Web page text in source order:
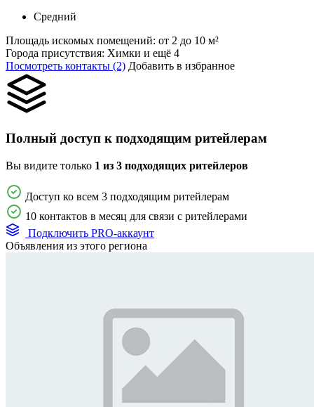
Средний
Площадь искомых помещений: от 2 до 10 м²
Города присутствия: Химки и ещё 4
Посмотреть контакты (2) Добавить в избранное
Полный доступ к подходящим ритейлерам
Вы видите только 1 из 3 подходящих ритейлеров
Доступ ко всем 3 подходящим ритейлерам
10 контактов в месяц для связи с ритейлерами
Подключить PRO-аккаунт
Объявления из этого региона